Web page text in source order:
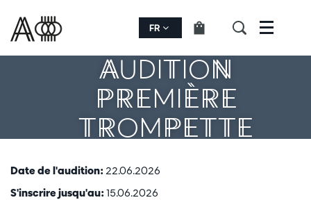
FR Menu
AUDITION
PREMIÈRE
TROMPETTE
Date de l'audition:22.06.2026
S'inscrire jusqu'au:15.06.2026